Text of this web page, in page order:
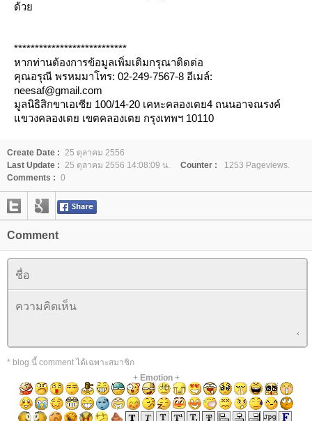
ด้ว
***************************
หากท่านต้องการข้อมูลเพิ่มเติมกรุณาติดต่อ
คุณอรุณี พรหมมาโทร: 02-249-7567-8 อีเมล์:
neesaf@gmail.com
มูลนิธิสิกขาเอเซีย 100/14-20 เคหะคลองเตย4 ถนนอาจณรงค์
ขวงคลองเตย เขตคลองเตย กรุงเทพฯ 10110
Create Date : 25 ตุลาคม 2556
Last Update : 25 ตุลาคม 2556 14:08:09 น. Counter :
1253 Pageviews.
Comments : 0
Comment
* blog นี้ comment ได้เฉพาะสมาชิก
+ Emotion+